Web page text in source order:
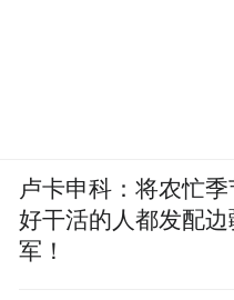
卢卡申科：将农忙
好干活的人都发配边
军！